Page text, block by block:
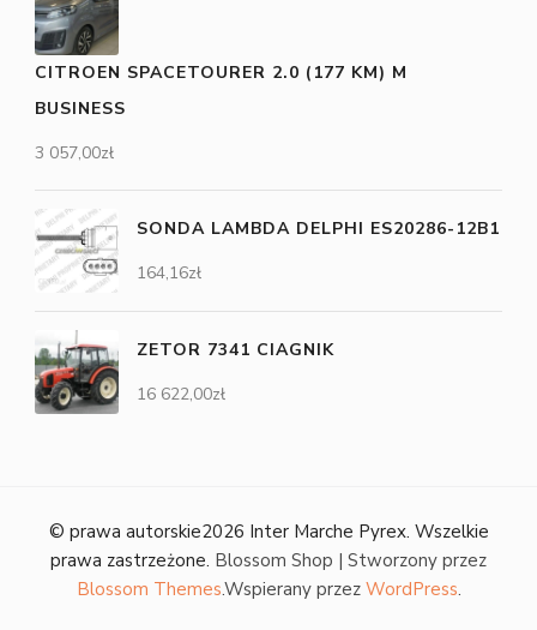
CITROEN SPACETOURER 2.0 (177 KM) M
BUSINESS
3 057,00zł
SONDA LAMBDA DELPHI ES20286-12B1
164,16zł
ZETOR 7341 CIAGNIK
16 622,00zł
© prawa autorskie2026 Inter Marche Pyrex. Wszelkie
prawa zastrzeżone. Blossom Shop | Stworzony przez
Blossom Themes.Wspierany przez WordPress.